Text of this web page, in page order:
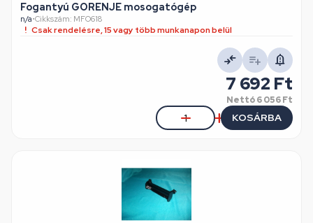
Fogantyú GORENJE mosogatógép
n/a•Cikkszám: MFO618
Csak rendelésre, 15 vagy több munkanapon belül
7 692 Ft
Nettó6 056 Ft
KOSÁRBA